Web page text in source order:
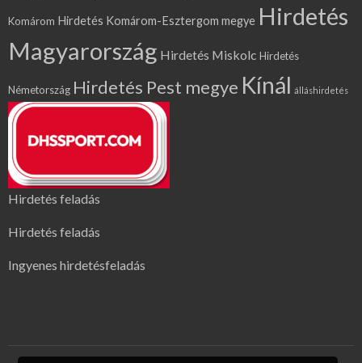
Komárom Hirdetés Komárom-Esztergom megye Hirdetés
Magyarország Hirdetés Miskolc Hirdetés
Németország Hirdetés Pest megye Kínál álláshirdetés
Hirdetés feladás
Hirdetés feladás
Ingyenes hirdetésfeladás